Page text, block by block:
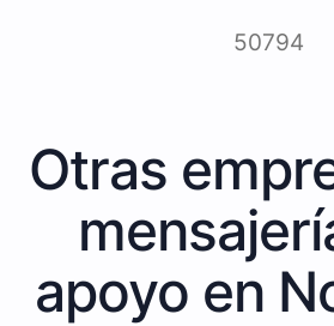
50794
Otras
apoyo en